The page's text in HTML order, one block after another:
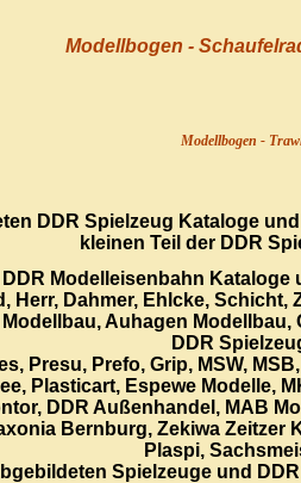
Modellbogen -
Modellbogen -
DDR Spielzeug Kataloge
kleinen Teil der DDR
DDR Modelleisenbahn
Herr, Dahmer, Ehlcke,
Auhagen
DDR
Presu, Prefo, Grip, MSW,
Plasticart, Espewe Modelle,
DDR Außenhandel, MAB
Bernburg, Zekiwa Zeitzer
Plaspi,
Spielzeuge und